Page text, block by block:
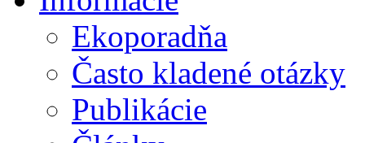
Ekoporadňa
Často kladené otázky
Publikácie